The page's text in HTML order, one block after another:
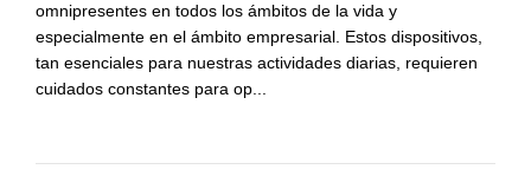
omnipresentes en todos los ámbitos de la vida y
especialmente en el ámbito empresarial. Estos dispositivos,
tan esenciales para nuestras actividades diarias, requieren
cuidados constantes para op...